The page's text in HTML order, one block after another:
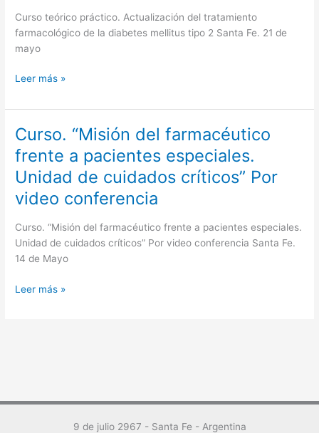
Curso teórico práctico. Actualización del tratamiento
farmacológico de la diabetes mellitus tipo 2 Santa Fe. 21 de
mayo
farmacológico
de
la
mellitus
2
Leer más »
Curso. “Misión del farmacéutico
frente a pacientes especiales.
Unidad de cuidados críticos” Por
video conferencia
Curso. “Misión del farmacéutico frente a pacientes especiales.
Unidad de cuidados críticos” Por video conferencia Santa Fe.
14 de Mayo
Curso.
“Misión
del
farmacéutico
frente
pacientes
especiales.
Unidad
cuidados
Leer más »
9 de julio 2967 - Santa Fe - Argentina